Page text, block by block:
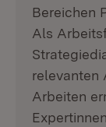
Bereichen
Als
relevanten
Arbeiten